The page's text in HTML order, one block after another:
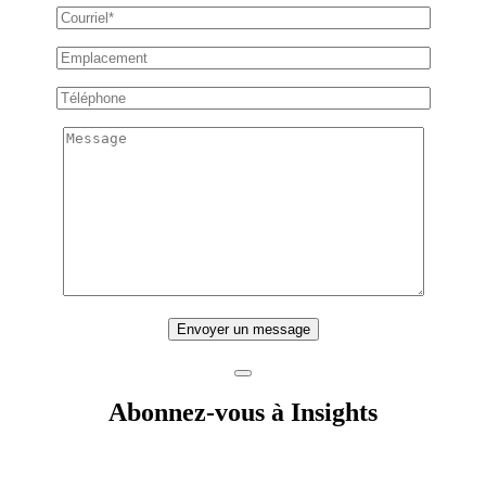
Envoyer un message
Abonnez-vous à Insights